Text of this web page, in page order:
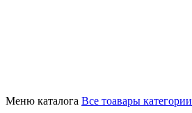
Меню каталога Все тоавары категории